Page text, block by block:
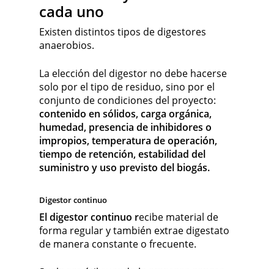
cada uno
Existen distintos tipos de digestores
anaerobios.
La elección del digestor no debe hacerse
solo por el tipo de residuo, sino por el
conjunto de condiciones del proyecto:
contenido en sólidos, carga orgánica,
humedad, presencia de inhibidores o
impropios, temperatura de operación,
tiempo de retención, estabilidad del
suministro y uso previsto del biogás.
Digestor continuo
El digestor continuo recibe material de
forma regular y también extrae digestato
de manera constante o frecuente.